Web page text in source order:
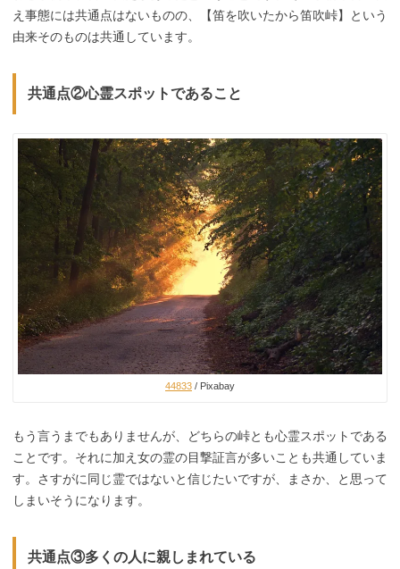
え事態には共通点はないものの、【笛を吹いたから笛吹峠】という
由来そのものは共通しています。
共通点②心霊スポットであること
44833 / Pixabay
もう言うまでもありませんが、どちらの峠とも心霊スポットである
ことです。それに加え女の霊の目撃証言が多いことも共通していま
す。さすがに同じ霊ではないと信じたいですが、まさか、と思って
しまいそうになります。
共通点③多くの人に親しまれている